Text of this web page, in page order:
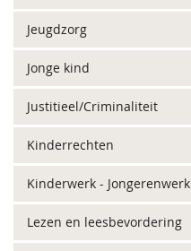
Jeugdzorg
Jonge kind
Justitieel/Criminaliteit
Kinderrechten
Kinderwerk - Jongerenwerk
Lezen en leesbevordering